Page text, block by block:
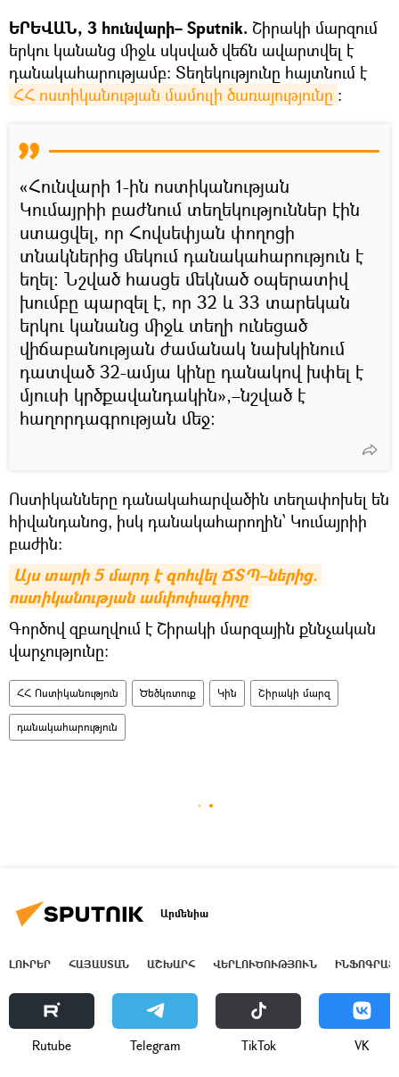
ԵՐԵՎԱՆ, 3 հունվարի– Sputnik. Շիրակի մարզում
երկու կանանց միջև սկսված վեճն ավարտվել է
դանակահարությամբ։ Տեղեկությունը հայտնում է
ՀՀ ոստիկանության մամուլի ծառայությունը ։
«Հունվարի 1-ին ոստիկանության
Կումայրիի բաժնում տեղեկություններ էին
ստացվել, որ Հովսեփյան փողոցի
տնակներից մեկում դանակահարություն է
եղել: Նշված հասցե մեկնած օպերատիվ
խումբը պարզել է, որ 32 և 33 տարեկան
երկու կանանց միջև տեղի ունեցած
վիճաբանության ժամանակ նախկինում
դատված 32-ամյա կինը դանակով խփել է
մյուսի կրծքավանդակին»,–նշված է
հաղորդագրության մեջ։
Ոստիկանները դանակահարվածին տեղափոխել են
հիվանդանոց, իսկ դանակահարողին՝ Կումայրիի
բաժին:
Այս տարի 5 մարդ է զոհվել ՃՏՊ–ներից.
ոստիկանության ամփոփագիրը
Գործով զբաղվում է Շիրակի մարզային քննչական
վարչությունը:
ՀՀ Ոստիկանություն Ծեծկռտուք Կին Շիրակի մարզ
դանակահարություն
Արմենիա
ԼՈՒՐԵՐ ՀԱՅԱՍՏԱՆ ԱՇԽԱՐՀ ՎԵՐԼՈՒԾՈՒԹՅՈՒՆ
Rutube Telegram ТikТоk VK